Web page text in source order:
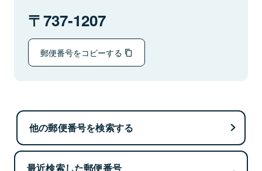
737-1207
郵便番号をコピーする
他の郵便番号を検索する
最近検索した郵便番号